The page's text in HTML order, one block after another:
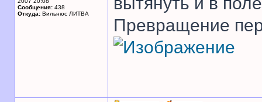
Сообщения: 438
Откуда: Вильнюс ЛИТВА
Превращение